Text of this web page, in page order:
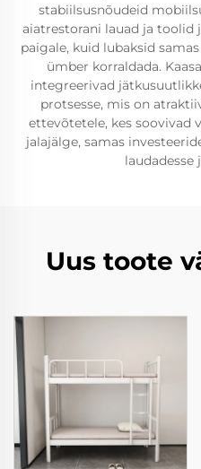
stabiilsusnõudeid
aiatrestorani lauad ja toolid
paigale, kuid lubaksid
ümber korraldada.
integreerivad
protsesse, mis on
ettevõtetele, kes soovivad
jalajälge, samas
laudadesse
Uus toote